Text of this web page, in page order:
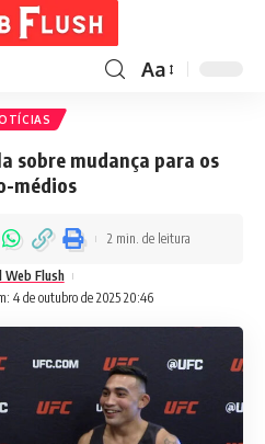
Aa
sobre mudança para os
médios
4 de outubro de 2025 20:46
Web Flush
2 min. de leitura